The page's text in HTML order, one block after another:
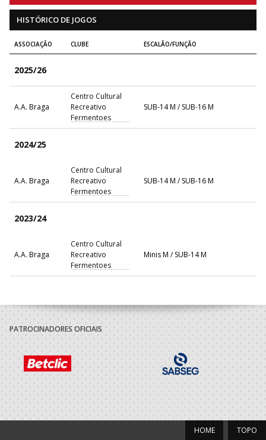
HISTÓRICO DE JOGOS
ASSOCIAÇÃO CLUBE ESCALÃO/FUNÇÃO
2025/26
A.A. Braga
Centro Cultural
Recreativo
Fermentoes
SUB-14 M / SUB-16 M
2024/25
A.A. Braga
Centro Cultural
Recreativo
Fermentoes
SUB-14 M / SUB-16 M
2023/24
A.A. Braga
Centro Cultural
Recreativo
Fermentoes
Minis M / SUB-14 M
PATROCINADORES OFICIAIS
TOPO
HOME